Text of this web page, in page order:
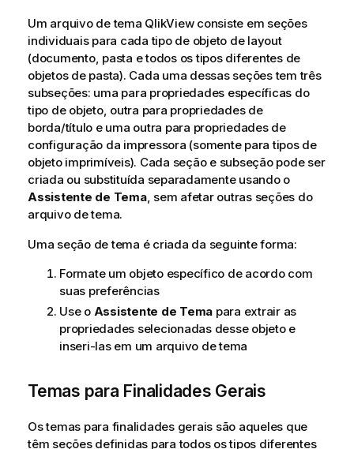
Um arquivo de tema QlikView consiste em seções
individuais para cada tipo de objeto de layout
(documento, pasta e todos os tipos diferentes de
objetos de pasta). Cada uma dessas seções tem três
subseções: uma para propriedades específicas do
tipo de objeto, outra para propriedades de
borda/título e uma outra para propriedades de
configuração da impressora (somente para tipos de
objeto imprimíveis). Cada seção e subseção pode ser
criada ou substituída separadamente usando o
Assistente de Tema, sem afetar outras seções do
arquivo de tema.
Uma seção de tema é criada da seguinte forma:
Formate um objeto específico de acordo com
suas preferências
Use o Assistente de Tema para extrair as
propriedades selecionadas desse objeto e
inseri-las em um arquivo de tema
Temas para Finalidades Gerais
Os temas para finalidades gerais são aqueles que
têm seções definidas para todos os tipos diferentes